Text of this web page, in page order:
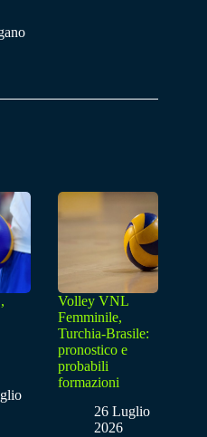
Volley VNL
Femminile,
Turchia-Brasile:
pronostico e
probabili
formazioni
26 Luglio
2026